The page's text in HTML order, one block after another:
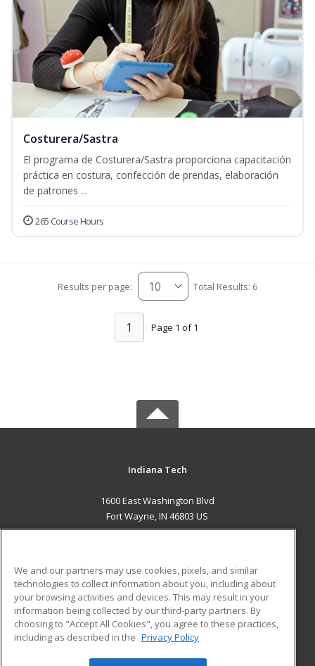
Costurera/Sastra
El programa de Costurera/Sastra proporciona capacitación
práctica en costura, confección de prendas, elaboración
de patrones ...
265 Course Hours
Results per page: Total Results: 6
Page 1 of 1
1
Indiana Tech
1600 East Washington Blvd
Fort Wayne, IN 46803 US
ADDITIONAL RESOURCES
Military
Financial Assistance
Help
Student Blog
We and our partners may use cookies, pixels, and similar
technologies to collect information about you, including about
your browsing activities and devices. This may result in your
information being collected by our third-party partners. By
choosing to "Accept All Cookies", you agree to these practices,
including as described in the Privacy Policy